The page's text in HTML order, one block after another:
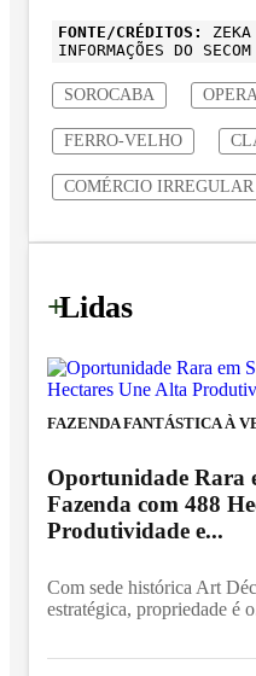
FONTE/CRÉDITOS:
INFORMAÇÕES DO SECOM
SOROCABA
FERRO-VELHO
COMÉRCIO IRREGULAR
+
Lidas
FAZENDA FANTÁSTICA À
Oportunidade Rara
Fazenda com 488
Produtividade e...
Com sede histórica Art
estratégica, propriedade é